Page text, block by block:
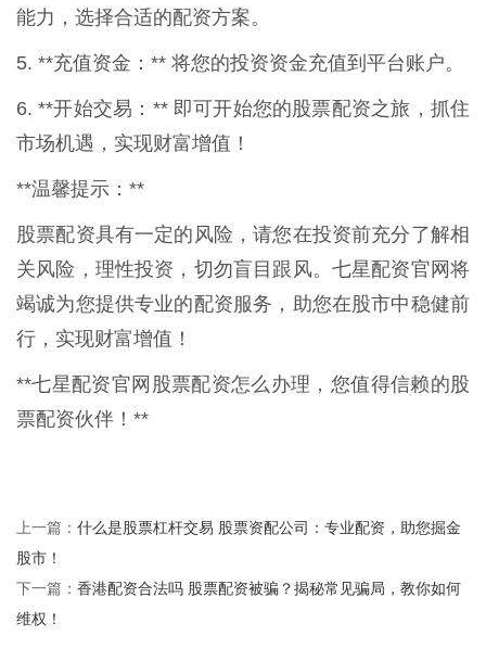
能力，选择合适的配资方案。
5. **充值资金：** 将您的投资资金充值到平台账户。
6. **开始交易：** 即可开始您的股票配资之旅，抓住
市场机遇，实现财富增值！
**温馨提示：**
股票配资具有一定的风险，请您在投资前充分了解相
关风险，理性投资，切勿盲目跟风。七星配资官网将
竭诚为您提供专业的配资服务，助您在股市中稳健前
行，实现财富增值！
**七星配资官网股票配资怎么办理，您值得信赖的股
票配资伙伴！**
上一篇： 什么是股票杠杆交易 股票资配公司：专业配资，助您掘金
股市！
下一篇： 香港配资合法吗 股票配资被骗？揭秘常见骗局，教你如何
维权！